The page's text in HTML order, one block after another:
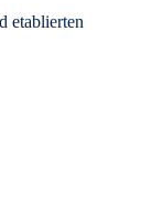
etablierten